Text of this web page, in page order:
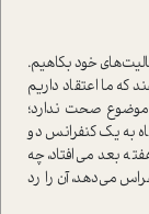
خود بکاهیم.
که ما اعتقاد داریم
موضوع صحت ندارد؛
به یک کنفرانس دو
بعد می‌افتاد، چه
می‌دهد، آن را رد